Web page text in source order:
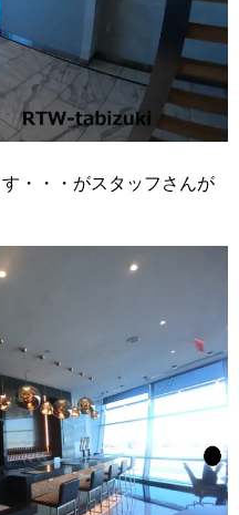
・・・がスタッフさんが